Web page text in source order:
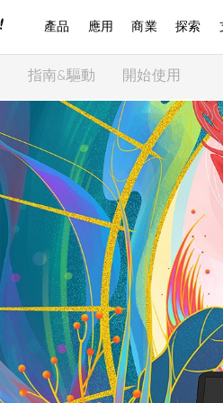
產品 應用 商業 探索
指南&驅動 開始使用